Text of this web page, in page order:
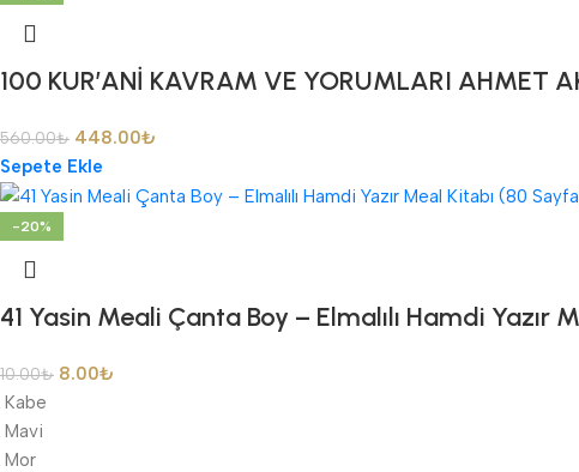
100 KUR’ANİ KAVRAM VE YORUMLARI AHMET
560.00₺ 448.00₺
Sepete Ekle
-20%
41 Yasin Meali Çanta Boy – Elmalılı Hamdi Yazır
10.00₺ 8.00₺
Kabe
Mavi
Mor